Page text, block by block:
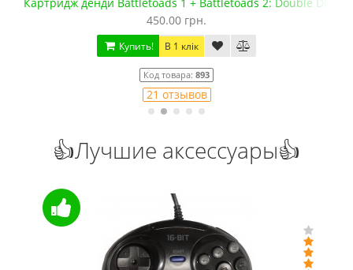
450.00 грн.
Купить! В 1 клік
Код товара: 893
21 отзывов
👍Лучшие аксессуары👍